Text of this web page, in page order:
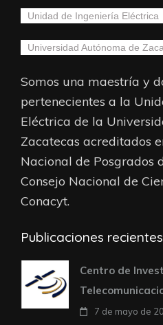
Unidad de Ingeniería Eléctrica
Universidad Autónoma de
Somos una maestría y
pertenecientes a la
Eléctrica de la
Zacatecas acreditados
Nacional de Posgrados
Consejo Nacional de
Conacyt.
Publicaciones recientes
Centro de
7 de mayo de